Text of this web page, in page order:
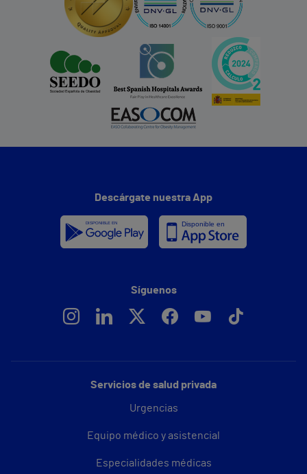
Servicios de salud privada
Urgencias
Equipo médico y asistencial
Especialidades médicas
Descárgate nuestra App
Síguenos